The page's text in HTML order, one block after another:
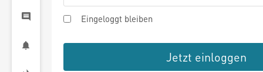
Eingeloggt bleiben
Jetzt einloggen